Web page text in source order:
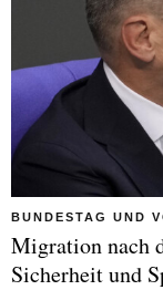
BUNDESTAG UND
Migration nach
Sicherheit und